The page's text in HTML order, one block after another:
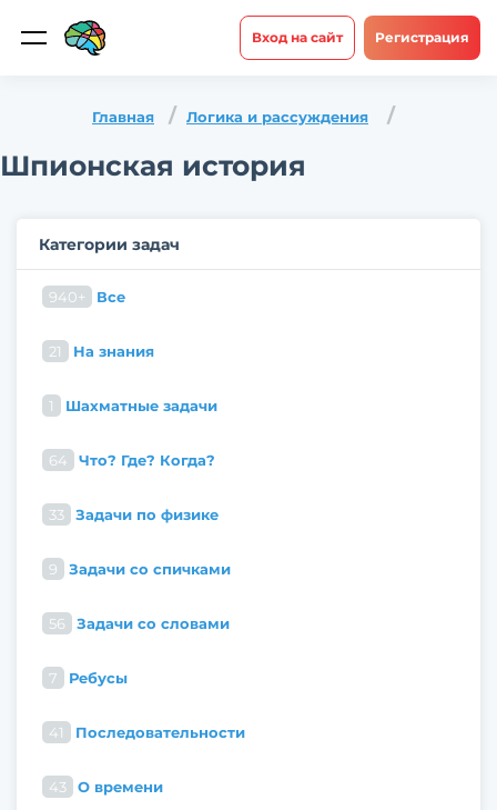
Вход на сайт Регистрация
Главная Логика и рассуждения
Шпионская история
Категории задач
940+ Все
21 На знания
1 Шахматные задачи
64 Что? Где? Когда?
33 Задачи по физике
9 Задачи со спичками
56 Задачи со словами
7 Ребусы
41 Последовательности
43 О времени